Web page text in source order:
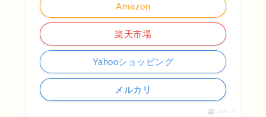
Amazon
楽天市場
Yahooショッピング
メルカリ
ポチップ